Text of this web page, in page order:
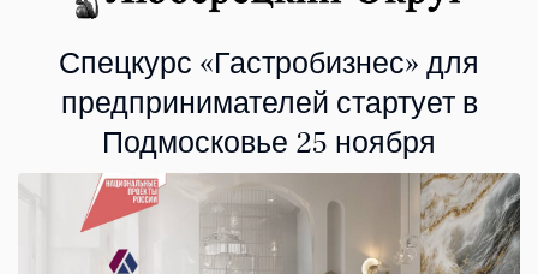
Спецкурс «Гастробизнес» для
предпринимателей стартует в
Подмосковье 25 ноября